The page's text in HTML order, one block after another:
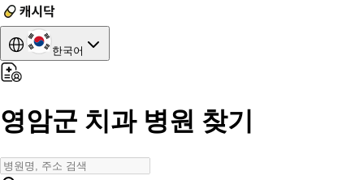
한국어
영암군 치과 병원 찾기